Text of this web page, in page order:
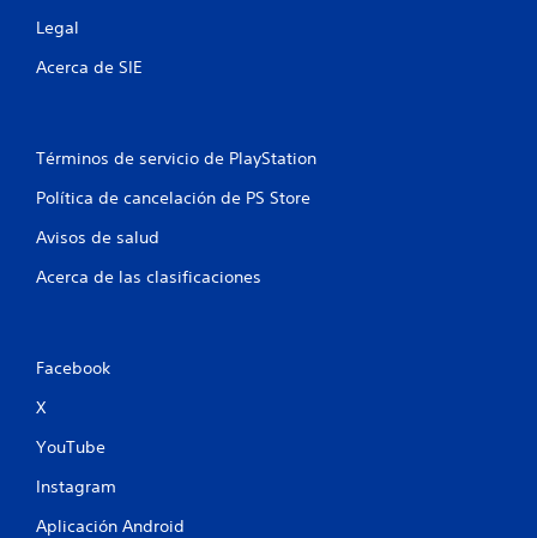
Legal
Acerca de SIE
Términos de servicio de PlayStation
Política de cancelación de PS Store
Avisos de salud
Acerca de las clasificaciones
Facebook
X
YouTube
Instagram
Aplicación Android